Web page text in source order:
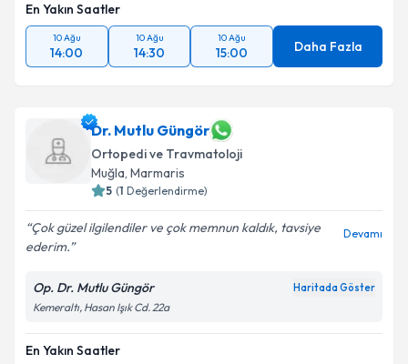
En Yakın Saatler
10 Ağu
14:00
10 Ağu
14:30
10 Ağu
15:00 Daha Fazla
Dr. Mutlu Güngör
Ortopedi ve Travmatoloji
Muğla, Marmaris
5 (1 Değerlendirme)
Çok güzel ilgilendiler ve çok memnun kaldık, tavsiye
ederim.
Devamı
Op. Dr. Mutlu Güngör Haritada Göster
Kemeraltı, Hasan Işık Cd. 22a
En Yakın Saatler